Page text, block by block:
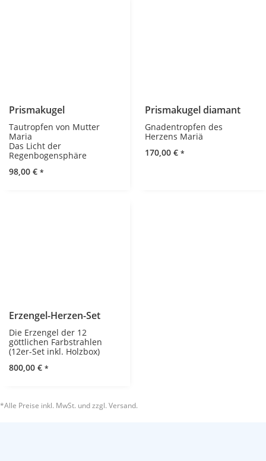
Prismakugel
Tautropfen von Mutter
Maria
Das Licht der
Regenbogensphäre
98,00 € *
Prismakugel diamant
Gnadentropfen des
Herzens Mariä
170,00 € *
Erzengel-Herzen-Set
Die Erzengel der 12
göttlichen Farbstrahlen
(12er-Set inkl. Holzbox)
800,00 € *
*Alle Preise inkl. MwSt. und zzgl. Versand.